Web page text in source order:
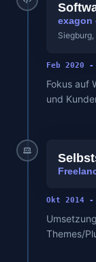
exagon
Siegburg,
Feb 2020
Fokus auf
und
Okt 2014 -
Themes/